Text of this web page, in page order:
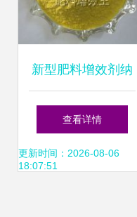
新型肥料增效剂纳
丰源γ-生物复合肥
料 引领行业发展的
查看详情
更新时间：2026-08-06
18:07:51